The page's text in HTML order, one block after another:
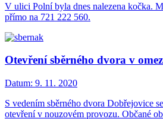
V ulici Polní byla dnes nalezena kočka.
přímo na 721 222 560.
Otevření sběrného dvora v
Datum: 9. 11. 2020
S vedením sběrného dvora Dobřejovice
otevření v nouzovém provozu. Občané